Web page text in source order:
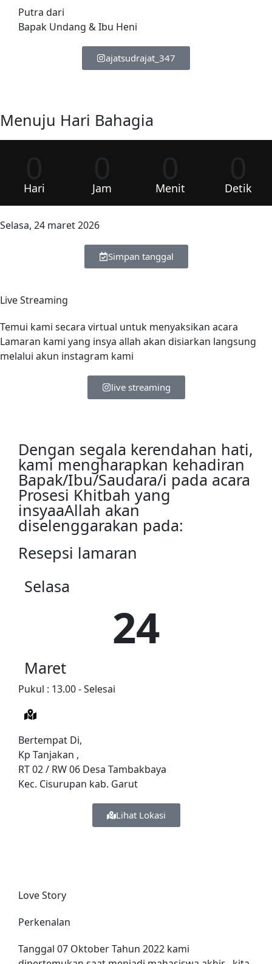
Putra dari
Bapak Undang & Ibu Heni
ajatsudrajat_347
Menuju Hari Bahagia
0
Hari 0
Jam 0
Menit 0
Detik
Selasa, 24 maret 2026
Simpan tanggal
Live Streaming
Temui kami secara virtual untuk menyaksikan acara
Lamaran kami yang insya allah akan disiarkan langsung
melalui akun instagram kami
live streaming
Dengan segala kerendahan hati,
kami mengharapkan kehadiran
Bapak/Ibu/Saudara/i pada acara
Prosesi Khitbah yang
insyaaAllah akan
diselenggarakan pada:
Resepsi lamaran
Selasa
24
Maret
Pukul : 13.00 - Selesai
Bertempat Di,
Kp Tanjakan ,
RT 02 / RW 06 Desa Tambakbaya
Kec. Cisurupan kab. Garut
Lihat Lokasi
Love Story
Perkenalan
Tanggal 07 Oktober Tahun 2022 kami